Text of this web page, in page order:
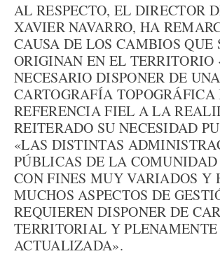
AL RESPECTO, EL DIRECTOR
XAVIER NAVARRO, HA
CAUSA DE LOS CAMBIOS QUE
ORIGINAN EN EL TERRITORIO
NECESARIO DISPONER DE UNA
CARTOGRAFÍA
REFERENCIA FIEL A LA
REITERADO SU NECESIDAD
«LAS DISTINTAS
PÚBLICAS DE LA
CON FINES MUY VARIADOS Y
MUCHOS ASPECTOS DE
REQUIEREN DISPONER DE
TERRITORIAL Y PLENAMENTE
ACTUALIZADA».